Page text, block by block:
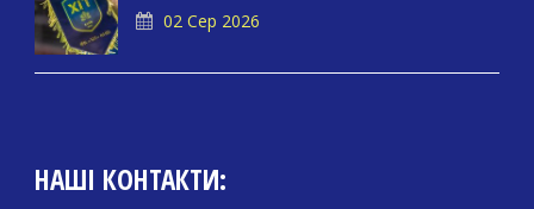
02 Сер 2026
НАШІ КОНТАКТИ: